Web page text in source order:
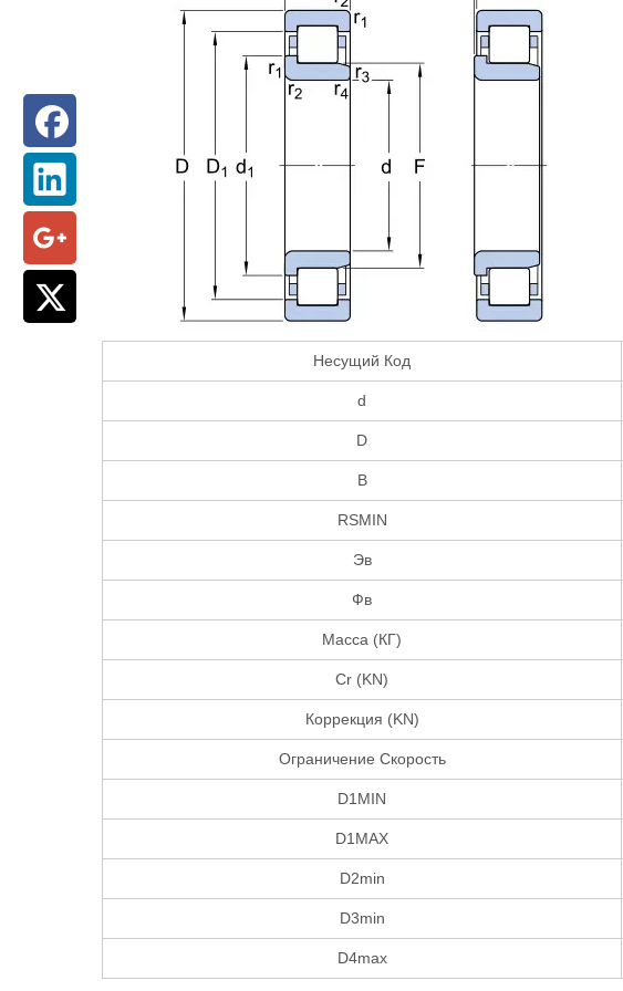
Несущий Код
d
D
B
RSMIN
Эв
Фв
Масса (КГ)
Cr (KN)
Коррекция (KN)
Ограничение Скорость
D1MIN
D1MAX
D2min
D3min
D4max